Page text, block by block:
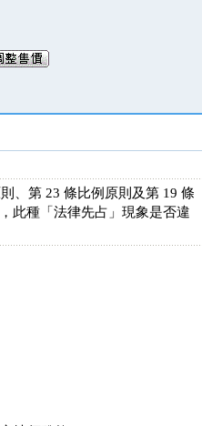
、第 23 條比例原則及第 19 條
此種「法律先占」現象是否違